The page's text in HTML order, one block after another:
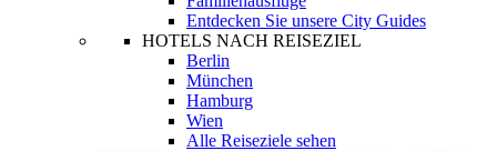
Entdecken Sie unsere City Guides
HOTELS NACH REISEZIEL
Berlin
München
Hamburg
Wien
Alle Reiseziele sehen